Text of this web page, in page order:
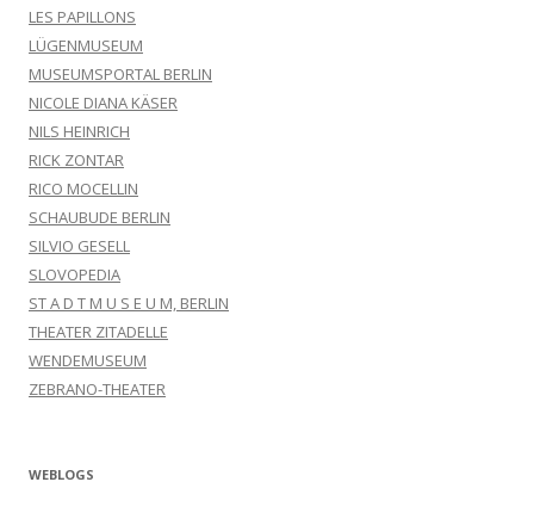
LES PAPILLONS
LÜGENMUSEUM
MUSEUMSPORTAL BERLIN
NICOLE DIANA KÄSER
NILS HEINRICH
RICK ZONTAR
RICO MOCELLIN
SCHAUBUDE BERLIN
SILVIO GESELL
SLOVOPEDIA
ST A D T M U S E U M, BERLIN
THEATER ZITADELLE
WENDEMUSEUM
ZEBRANO-THEATER
WEBLOGS